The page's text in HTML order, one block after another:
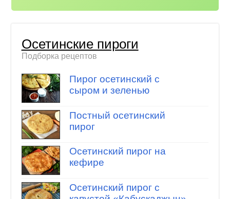
Осетинские пироги
Подборка рецептов
Пирог осетинский с
сыром и зеленью
Постный осетинский
пирог
Осетинский пирог на
кефире
Осетинский пирог с